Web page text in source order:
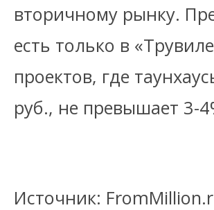
вторичному рынку.
есть только в
проектов, где
руб., не превышает 3-
Источник: